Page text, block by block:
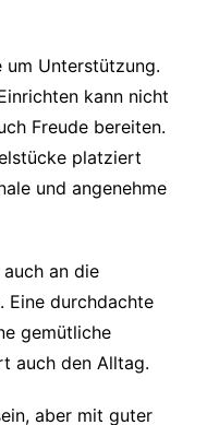
um Unterstützung.
kann nicht
Freude bereiten.
platziert
und angenehme
an die
Eine durchdachte
gemütliche
auch den Alltag.
aber mit guter